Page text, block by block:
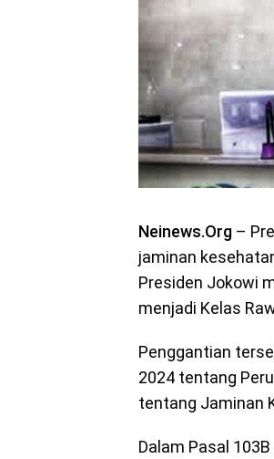
Neinews.Org –
jaminan
Presiden Jokowi
menjadi Kelas
Penggantian
2024 tentang
tentang Jaminan
Dalam Pasal